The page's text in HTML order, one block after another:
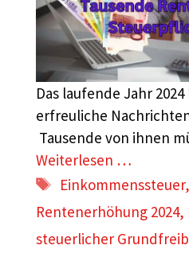
Das laufende Jahr
erfreuliche
Tausende von ihnen
Weiterlesen …
Schlagwörter
Einkommenssteuer,
Rentenerhöhung 2024,
steuerlicher